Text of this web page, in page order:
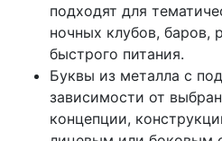
подходят для
ночных клубов, баров,
быстрого питания.
Буквы из металла с
зависимости от
концепции,